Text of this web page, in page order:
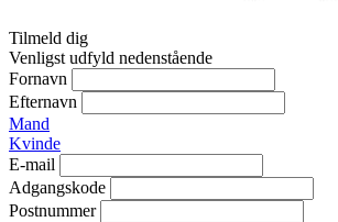
Tilmeld dig
Venligst udfyld nedenstående
Fornavn
Efternavn
Mand
Kvinde
E-mail
Adgangskode
Postnummer